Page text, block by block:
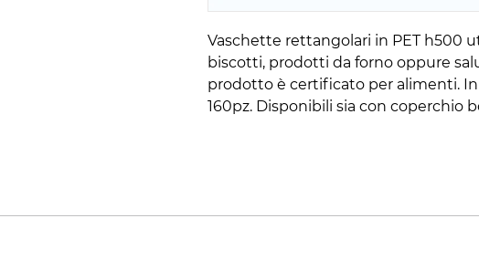
Vaschette rettangolari in PET h500
biscotti, prodotti da forno oppure
prodotto è certificato per alimenti.
160pz. Disponibili sia con coperchio